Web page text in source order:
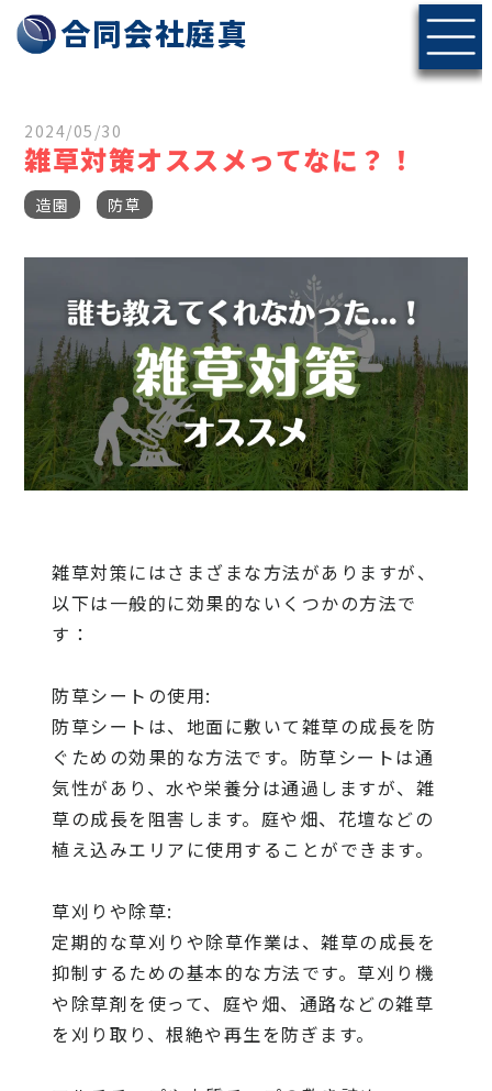
神戸・北摂エリアの伐採・剪定なら合同会社庭真へ
合同会社庭真
2024/05/30
雑草対策オススメってなに？！
造園 防草
雑草対策にはさまざまな方法がありますが、
以下は一般的に効果的ないくつかの方法で
す：
防草シートの使用:
防草シートは、地面に敷いて雑草の成長を防
ぐための効果的な方法です。防草シートは通
気性があり、水や栄養分は通過しますが、雑
草の成長を阻害します。庭や畑、花壇などの
植え込みエリアに使用することができます。
草刈りや除草:
定期的な草刈りや除草作業は、雑草の成長を
抑制するための基本的な方法です。草刈り機
や除草剤を使って、庭や畑、通路などの雑草
を刈り取り、根絶や再生を防ぎます。